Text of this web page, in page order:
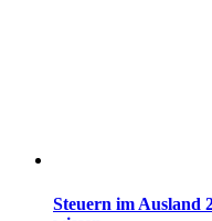
Steuern im Ausland